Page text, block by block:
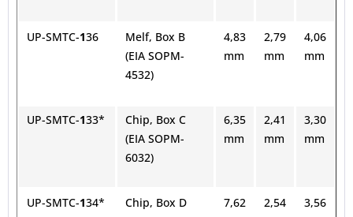
UP-SMTC-136
Melf, Box B
(EIA SOPM-
4532)
4,83
mm
2,79
mm
4,06
mm
UP-SMTC-133*
Chip, Box C
(EIA SOPM-
6032)
6,35
mm
2,41
mm
3,30
mm
UP-SMTC-134*
Chip, Box D
7,62
2,54
3,56